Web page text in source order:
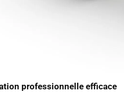
professionnelle efficace